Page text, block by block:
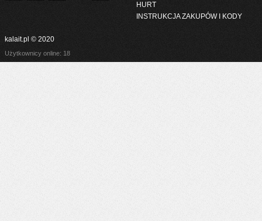
HURT
INSTRUKCJA ZAKUPÓW I KODY
kalait.pl © 2020
Użytkownicy online: 18